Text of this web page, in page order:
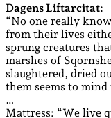
Dagens Liftarcitat:
“No one really
from their lives
sprung creatures
marshes of
slaughtered, dried
them seems to
…
Mattress: “We live